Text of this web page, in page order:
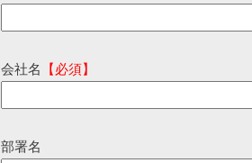
会社名 【必須】
部署名